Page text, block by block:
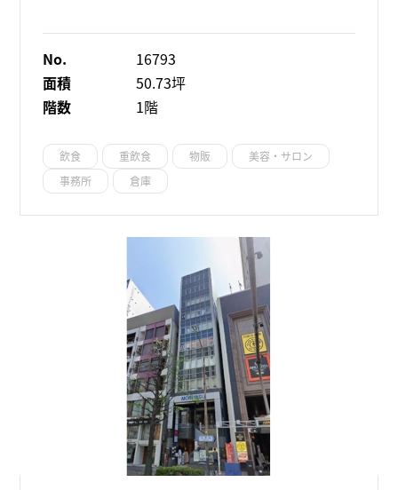
No.
16793
面積
50.73坪
階数
1階
飲食 重飲食 物販
美容・サロン
事務所
倉庫